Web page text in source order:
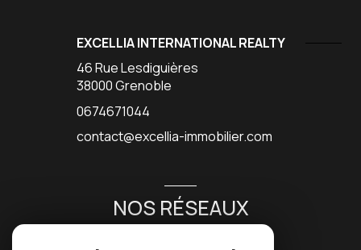
EXCELLIA INTERNATIONAL REALTY
46 Rue Lesdiguières
38000Grenoble
0674671044
contact@excellia-immobilier.com
NOS RÉSEAUX